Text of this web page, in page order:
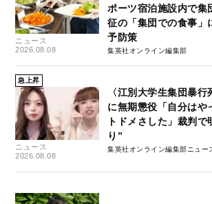
ニュース
2026.08.08
ポーツ宿泊施設内で
征の「集団での食事」
予防策
集英社オンライン編集部
急上昇
ニュース
2026.08.08
〈江別大学生集団暴
に無期懲役「自分はや
トドメさした」裁判で
り”
集英社オンライン編集部ニュー